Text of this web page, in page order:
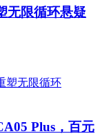
无限循环悬疑
Plus，百元